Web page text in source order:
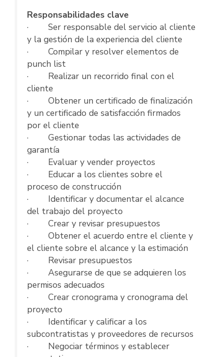
Responsabilidades clave
· Ser responsable del servicio al cliente
y la gestión de la experiencia del cliente
· Compilar y resolver elementos de
punch list
· Realizar un recorrido final con el
cliente
· Obtener un certificado de finalización
y un certificado de satisfacción firmados
por el cliente
· Gestionar todas las actividades de
garantía
· Evaluar y vender proyectos
· Educar a los clientes sobre el
proceso de construcción
· Identificar y documentar el alcance
del trabajo del proyecto
· Crear y revisar presupuestos
· Obtener el acuerdo entre el cliente y
el cliente sobre el alcance y la estimación
· Revisar presupuestos
· Asegurarse de que se adquieren los
permisos adecuados
· Crear cronograma y cronograma del
proyecto
· Identificar y calificar a los
subcontratistas y proveedores de recursos
· Negociar términos y establecer